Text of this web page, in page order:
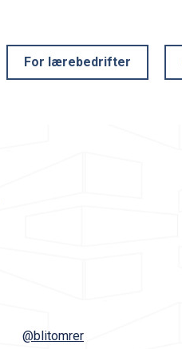
For lærebedrifter
@blitomrer